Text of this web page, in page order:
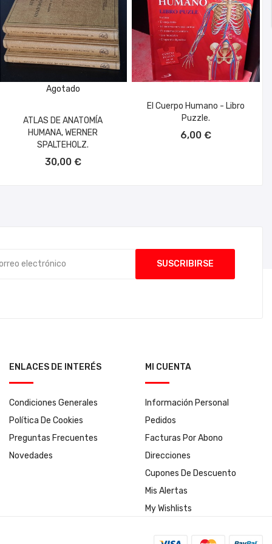
Agotado
ATLAS DE ANATOMÍA
HUMANA, WERNER
SPALTEHOLZ.
30,00 €
El Cuerpo Humano - Libro
Puzzle.
6,00 €
ENLACES DE INTERÉS
Condiciones Generales
Política De Cookies
Preguntas Frecuentes
Novedades
MI CUENTA
Información Personal
Pedidos
Facturas Por Abono
Direcciones
Cupones De Descuento
Mis Alertas
My Wishlists